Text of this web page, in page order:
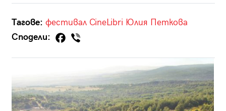
Тагове: фестивал CineLibri Юлия Петкова
Сподели: